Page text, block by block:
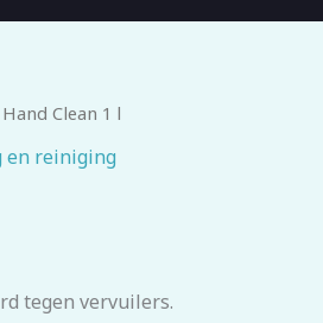
Clean 1 l
en reiniging
tegen vervuilers.